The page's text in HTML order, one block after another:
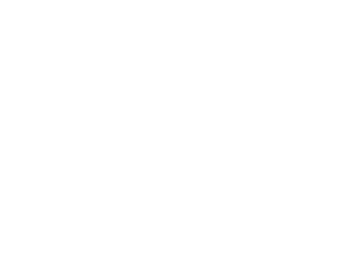
über service-bw.de senden